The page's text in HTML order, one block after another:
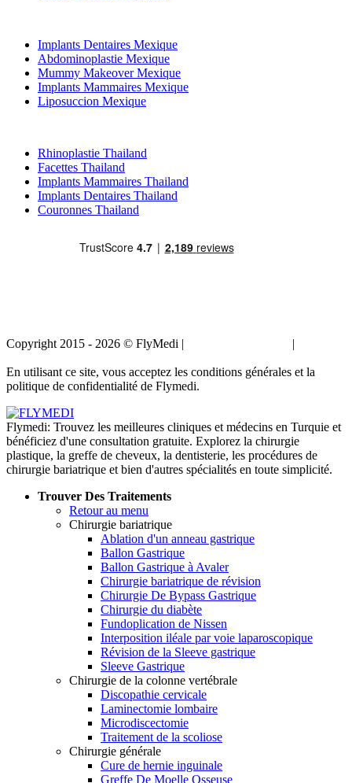
Implants Dentaires Mexique
Abdominoplastie Mexique
Mummy Makeover Mexique
Implants Mammaires Mexique
Liposuccion Mexique
Rhinoplastie Thailand
Facettes Thailand
Implants Mammaires Thailand
Implants Dentaires Thailand
Couronnes Thailand
Copyright 2015 - 2026 © FlyMedi | |
En utilisant ce site, vous acceptez les conditions générales et la
politique de confidentialité de Flymedi.
Flymedi: Trouvez les meilleures cliniques et médecins en Turquie et
bénéficiez d'une consultation gratuite. Explorez la chirurgie
plastique, la greffe de cheveux, la dentisterie, les procédures de
chirurgie bariatrique et bien d'autres spécialités en toute simplicité.
Trouver Des Traitements
Retour au menu
Chirurgie bariatrique
Ablation d'un anneau gastrique
Ballon Gastrique
Ballon Gastrique à Avaler
Chirurgie bariatrique de révision
Chirurgie De Bypass Gastrique
Chirurgie du diabète
Fundoplication de Nissen
Interposition iléale par voie laparoscopique
Révision de la Sleeve gastrique
Sleeve Gastrique
Chirurgie de la colonne vertébrale
Discopathie cervicale
Laminectomie lombaire
Microdiscectomie
Traitement de la scoliose
Chirurgie générale
Cure de hernie inguinale
Greffe De Moelle Osseuse